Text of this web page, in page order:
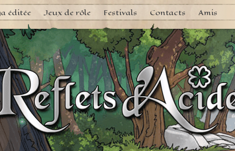
éditée Jeux de rôle Festivals Contacts Amis